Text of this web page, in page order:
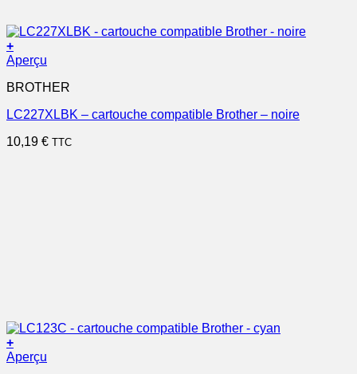
+
Aperçu
BROTHER
LC227XLBK – cartouche compatible Brother – noire
10,19 € TTC
+
Aperçu